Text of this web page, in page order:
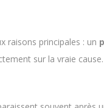
raisons principales : un
sur la vraie cause.